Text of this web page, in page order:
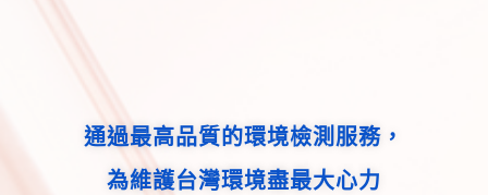
通過最高品質的環境檢測服務，
為維護台灣環境盡最大心力